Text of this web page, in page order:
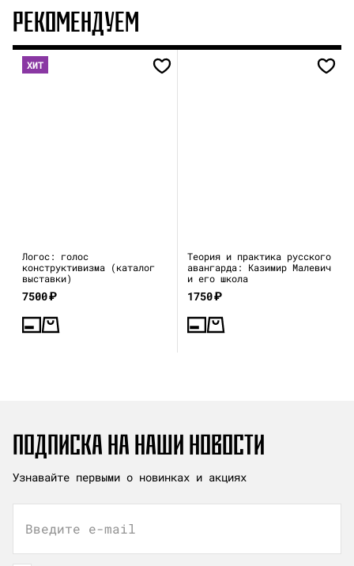
РЕКОМЕНДУЕМ
ХИТ
Логос: голос
конструктивизма (каталог
выставки)
7500₽
Теория и практика русского
авангарда: Казимир Малевич
и его школа
1750₽
ПОДПИСКА НА НАШИ НОВОСТИ
Узнавайте первыми о новинках и акциях
Введите e-mail